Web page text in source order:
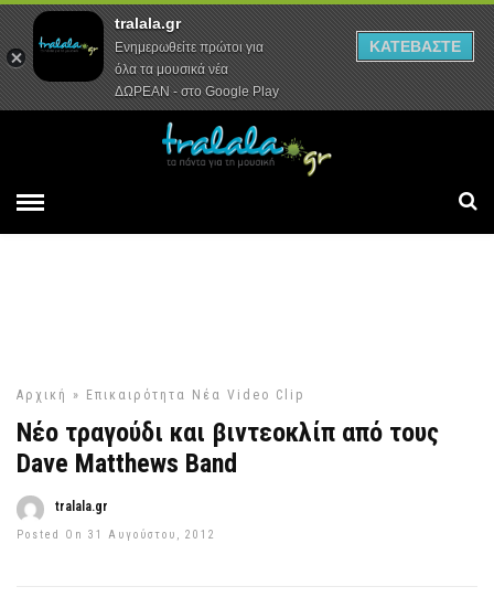
Αρχική Συνεντεύξεις Ρεπορτάζ
Αρχική » Επικαιρότητα Νέα Video Clip
Νέο τραγούδι και βιντεοκλίπ από τους
Dave Matthews Band
tralala.gr
Posted On 31 Αυγούστου, 2012
tralala.gr
Ενημερωθείτε πρώτοι για
όλα τα μουσικά νέα
ΔΩΡΕΑΝ - στο Google Play
ΚΑΤΕΒΑΣΤΕ